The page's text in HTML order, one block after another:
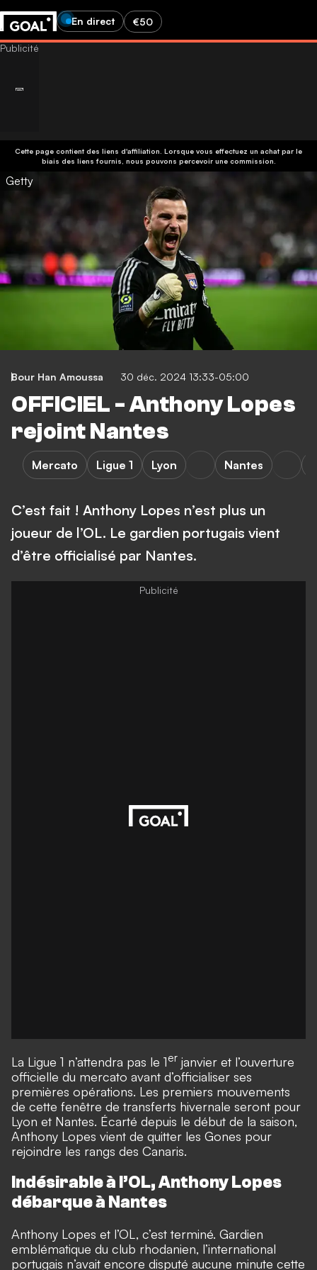
En direct €50
Cette page contient des liens d'affiliation. Lorsque vous effectuez un achat par le
biais des liens fournis, nous pouvons percevoir une commission.
Getty
Bour Han Amoussa 30 déc. 2024 13:33-05:00
OFFICIEL - Anthony Lopes
rejoint Nantes
Mercato Ligue 1 Lyon Nantes
C’est fait ! Anthony Lopes n’est plus un
joueur de l’OL. Le gardien portugais vient
d’être officialisé par Nantes.
La Ligue 1 n’attendra pas le 1er janvier et l’ouverture
officielle du mercato avant d’officialiser ses
premières opérations. Les premiers mouvements
de cette fenêtre de transferts hivernale seront pour
Lyon et Nantes. Écarté depuis le début de la saison,
Anthony Lopes vient de quitter les Gones pour
rejoindre les rangs des Canaris.
Indésirable à l’OL, Anthony Lopes
débarque à Nantes
Anthony Lopes et l’OL, c’est terminé. Gardien
emblématique du club rhodanien, l’international
portugais n’avait encore disputé aucune minute cette